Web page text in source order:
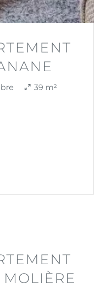
39 m²